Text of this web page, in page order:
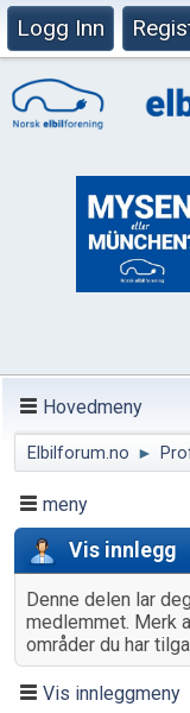
Logg Inn
Hovedmeny
Elbilforum.no ►
meny
Vis innlegg
Denne delen lar
medlemmet. Merk
områder du har
Vis innleggmeny